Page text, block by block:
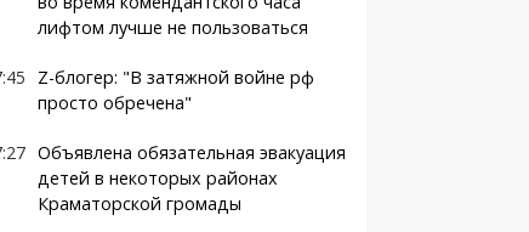
лифтом лучше не пользоваться
Z-блогер: "В затяжной войне рф
просто обречена"
Объявлена обязательная эвакуация
детей в некоторых районах
Краматорской громады